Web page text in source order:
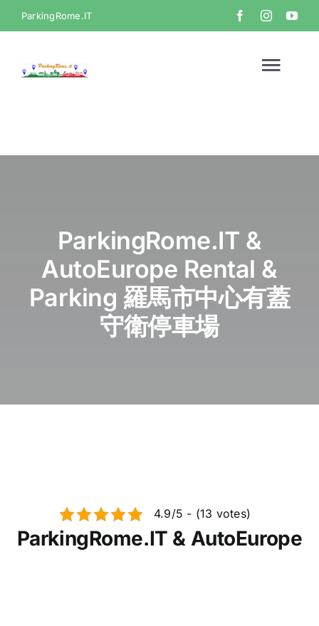
Skip
to
ParkingRome.IT
影片
聯絡方式
ParkingRome.IT &
AutoEurope Rental &
Parking 羅馬市中心有蓋
守衛停車場
4.9/5 - (13 votes)
ParkingRome.IT & AutoEurope